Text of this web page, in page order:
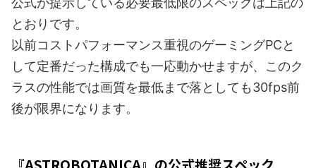
とおりです。
以前コストパフォーマンス重視のゲーミングPCと
して定番だった構成でも一応動かせますが、このク
ラスの性能では画質を最低まで落としても30fps前
後が限界になります。
『ASTROBOTANICA』の公式推奨スペック